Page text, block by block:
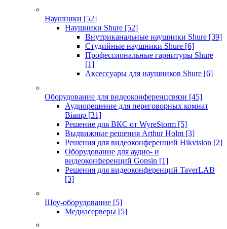
Наушники [52]
Наушники Shure [52]
Внутриканальные наушники Shure [39]
Студийные наушники Shure [6]
Профессиональные гарнитуры Shure
[1]
Аксессуары для наушников Shure [6]
Оборудование для видеоконференцсвязи [45]
Аудиорешение для переговорных комнат
Biamp [31]
Решение для ВКС от WyreStorm [5]
Выдвижные решения Arthur Holm [3]
Решения для видеоконференций Hikvision [2]
Оборудование для аудио- и
видеоконференций Gonsin [1]
Решения для видеоконференций TaverLAB
[3]
Шоу-оборудование [5]
Медиасерверы [5]